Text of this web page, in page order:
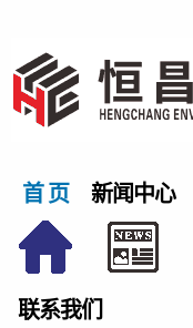
首 页 新闻中心
联系我们